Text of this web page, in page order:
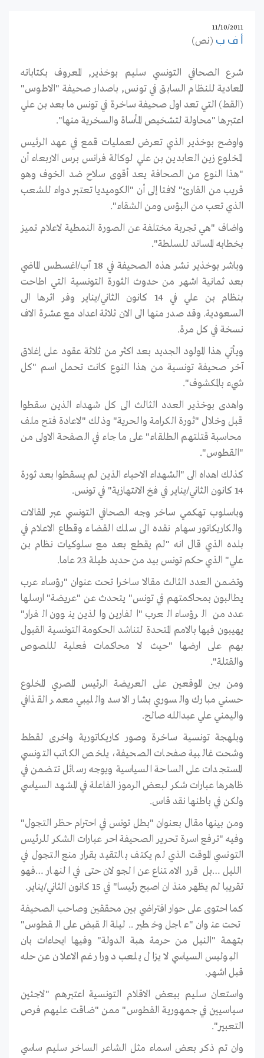
11/10/2011
أ ف ب (نص)
شرع الصحافي التونسي سليم بوخذير, المعروف بكتاباته
المعادية للنظام السابق في تونس, باصدار صحيفة "الاطوس"
(القط) التي تعد اول صحيفة ساخرة في تونس ما بعد بن علي
اعتبرها "محاولة لتشخيص المأساة والسخرية منها".
واوضح بوخذير الذي تعرض لعمليات قمع في عهد الرئيس
المخلوع زين العابدين بن علي لوكالة فرانس برس الاربعاء أن
"هذا النوع من الصحافة يعد أقوى سلاح ضد الخوف وهو
قريب من القارئ" لافتا إلى أن "الكوميديا تعتبر دواء للشعب
الذي تعب من البؤس ومن الشقاء".
واضاف "هي تجربة مختلفة عن الصورة النمطية لاعلام تميز
بخطابه المساند للسلطة".
وباشر بوخذير نشر هذه الصحيفة في 18 آب/اغسطس الماضي
بعد ثمانية اشهر من حدوث الثورة التونسية التي اطاحت
بنظام بن علي في 14 كانون الثاني/يناير وفر اثرها الى
السعودية. وقد صدر منها الى الان ثلاثة اعداد مع عشرة الاف
نسخة في كل مرة.
ويأتي هذا المولود الجديد بعد اكثر من ثلاثة عقود على إغلاق
آخر صحيفة تونسية من هذا النوع كانت تحمل اسم "كل
شيء بالمكشوف".
واهدى بوخذير العدد الثالث الى كل شهداء الذين سقطوا
قبل وخلال "ثورة الكرامة والحرية" وذلك "لاعادة فتح ملف
محاسبة قتلتهم الطلقاء" على ما جاء في الصفحة الاولى من
"القطوس".
كذلك اهداه الى "الشهداء الاحياء الذين لم يسقطوا بعد ثورة
14 كانون الثاني/يناير في فخ الانتهازية" في تونس.
وباسلوب تهكمي ساخر وجه الصحافي التونسي عبر المقالات
والكاريكاتور سهام نقده الى سلك القضاء وقطاع الاعلام في
بلده الذي قال انه "لم يقطع بعد مع سلوكيات نظام بن
علي" الذي حكم تونس بيد من حديد طيلة 23 عاما.
وتضمن العدد الثالث مقالا ساخرا تحت عنوان "رؤساء عرب
يطالبون بمحاكمتهم في تونس" يتحدث عن "عريضة" ارسلها
عدد من الرؤساء العرب "الفارين والذين ينوون الفرار"
يهيبون فيها بالامم المتحدة لتناشد الحكومة التونسية القبول
بهم على ارضها "حيث لا محاكمات فعلية لللصوص
والقتلة".
ومن بين الموقعين على العريضة الرئيس المصري المخلوع
حسني مبارك والسوري بشار الاسد والليبي معمر القذافي
واليمني علي عبدالله صالح.
وبلهجة تونسية ساخرة وصور كاريكاتورية واخرى لقطط
وشحت غالبية صفحات الصحيفة، يلخص الكاتب التونسي
المستجدات على الساحة السياسية ويوجه رسائل تتضمن في
ظاهرها عبارات شكر لبعض الرموز الفاعلة في المشهد السياسي
ولكن في باطنها نقد قاس.
ومن بينها مقال بعنوان "بطل تونس في احترام حظر التجول"
وفيه "ترفع اسرة تحرير الصحيفة احر عبارات الشكر للرئيس
التونسي الموقت الذي لم يكتف بالتقيد بقرار منع التجول في
الليل …بل قرر الامتناع عن الجولان حتى في النهار …فهو
تقريبا لم يظهر منذ ان اصبح رئيسا" في 15 كانون الثاني/يناير.
كما احتوى على حوار افتراضي بين محققين وصاحب الصحيفة
تحت عنوان "عاجل وخطير ..ليلة القبض على القطوس"
بتهمة "النيل من حرمة هبة الدولة" وفيها ايحاءات بان
البوليس السياسي لا يزال يلعب دورا رغم الاعلان عن حله
قبل اشهر.
واستعان سليم ببعض الاقلام التونسية اعتبرهم "لاجئين
سياسيين في جمهورية القطوس" ممن "ضاقت عليهم فرص
التعبير".
وان تم ذكر بعض اسماء مثل الشاعر الساخر سليم ساسي